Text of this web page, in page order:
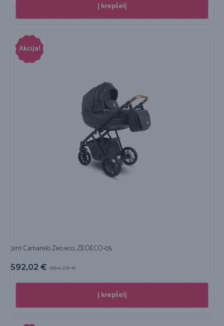
Į krepšelį
Akcija!
3in1 Camarelo Zeo eco, ZEOECO-05
684,26€
592,02 €
Į krepšelį